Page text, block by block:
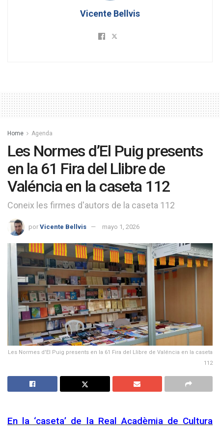
Vicente Bellvis
Home Agenda
Les Normes d’El Puig presents
en la 61 Fira del Llibre de
Valéncia en la caseta 112
Coneix les firmes d'autors de la caseta 112
por Vicente Bellvis mayo 1, 2026
Les Normes d'El Puig presents en la 61 Fira del Llibre de Valéncia en la caseta
112
En la ‘caseta’ de la Real Acadèmia de Cultura